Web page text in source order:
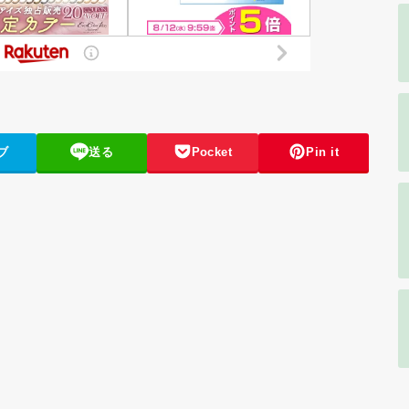
送る Pocket Pin it